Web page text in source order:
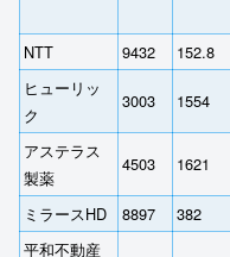
NTT 9432 152.8
ヒューリッ
ク
3003 1554
アステラス
製薬
4503 1621
ミラースHD 8897 382
平和不動産